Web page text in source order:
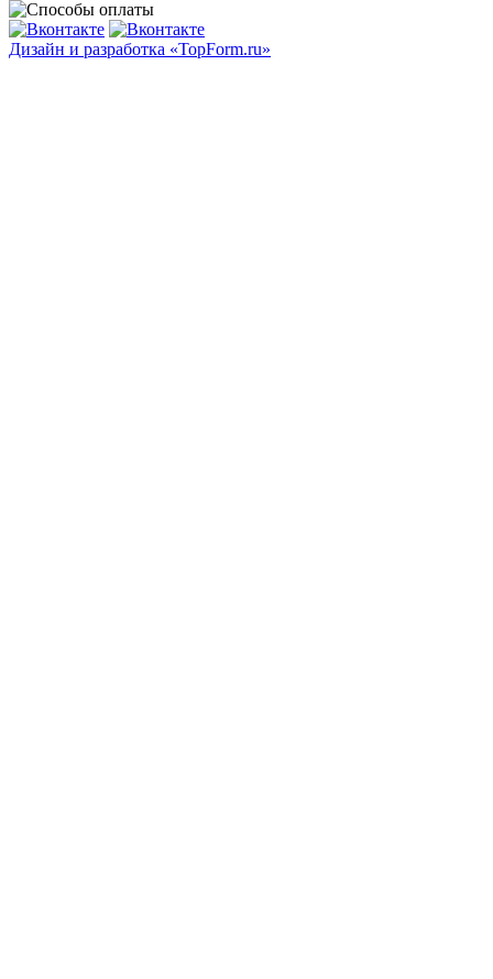
Дизайн и разработка «TopForm.ru»